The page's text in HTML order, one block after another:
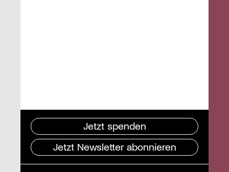
Jetzt spenden
Jetzt Newsletter abonnieren